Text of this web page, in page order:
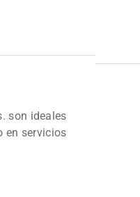
son ideales
en servicios